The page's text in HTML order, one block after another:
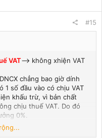
#15
VAT--> không xhiện VAT
chẳng bao giờ dính
1 số đầu vào có chịu VAT
khấu trừ, vì bản chất
chịu thuế VAT. Do đó
0%.
làm trong KCX nên